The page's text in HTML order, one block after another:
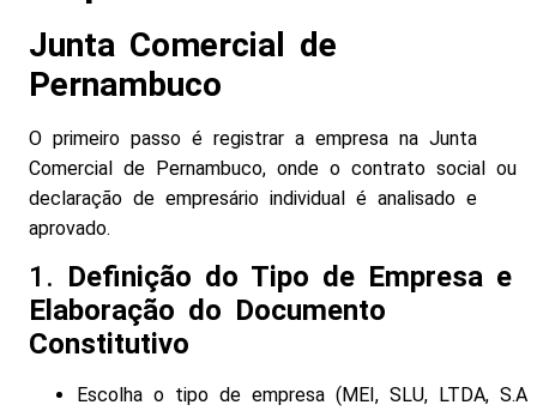
Junta Comercial de
Pernambuco
O primeiro passo é registrar a empresa na Junta
Comercial de Pernambuco, onde o contrato social ou
declaração de empresário individual é analisado e
aprovado.
1. Definição do Tipo de Empresa e
Elaboração do Documento
Constitutivo
Escolha o tipo de empresa (MEI, SLU, LTDA, S.A